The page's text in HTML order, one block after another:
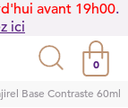
avant 19h00.
ici
0
Base Contraste 60ml